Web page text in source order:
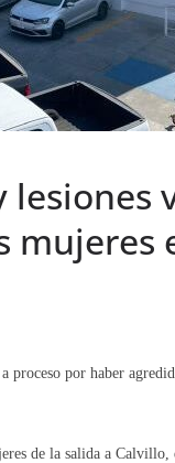
lesiones
mujeres
por haber
de la salida a Calvillo,